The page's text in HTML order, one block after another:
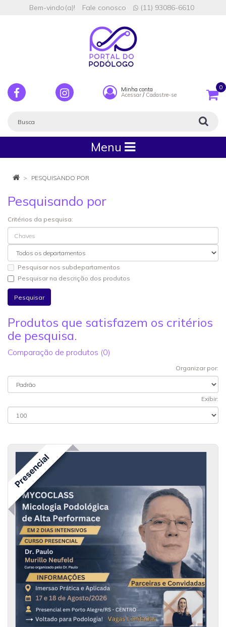
Bem-vindo(a)! Fale conosco (11) 93086-6610
Minha conta
Acessar / Cadastre-se
0
Menu
PESQUISANDO POR
Pesquisando por
Critérios da pesquisa:
Pesquisar nos subdepartamentos
Pesquisar na descrição dos produtos
Produtos que satisfazem os critérios
de pesquisa.
Comparação de produtos (0)
Organizar por:
Exibir: